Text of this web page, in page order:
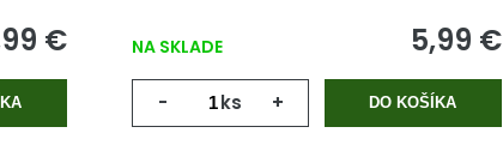
€ NA SKLADE 5,99 €
- ks + DO KOŠÍKA